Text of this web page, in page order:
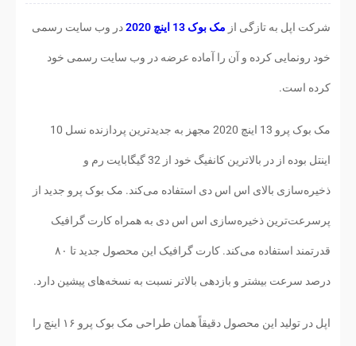
شرکت اپل به تازگی از مک بوک 13 اینچ 2020 در وب سایت رسمی
خود رونمایی کرده و آن را آماده عرضه در وب سایت رسمی خود
کرده است.
مک بوک پرو 13 اینچ 2020 مجهز به جدیدترین پردازنده نسل 10
اینتل بوده از در بالاترین کانفیگ خود از 32 گیگابایت رم و
ذخیره‌سازی بالای اس اس دی استفاده می‌کند. مک بوک پرو جدید از
پرسرعت‌ترین ذخیره‌سازی اس اس دی به همراه کارت گرافیک
قدرتمند استفاده می‌کند. کارت گرافیک این محصول جدید تا ۸۰
درصد سرعت بیشتر و بازدهی بالاتر نسبت به نسخه‌های پیشین دارد.
اپل در تولید این محصول دقیقاً همان طراحی مک بوک پرو ۱۶ اینچ را